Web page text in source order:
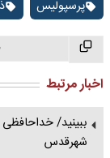
پرسپولیس
اخبار مرتبط
ببینید/
شهرقدس